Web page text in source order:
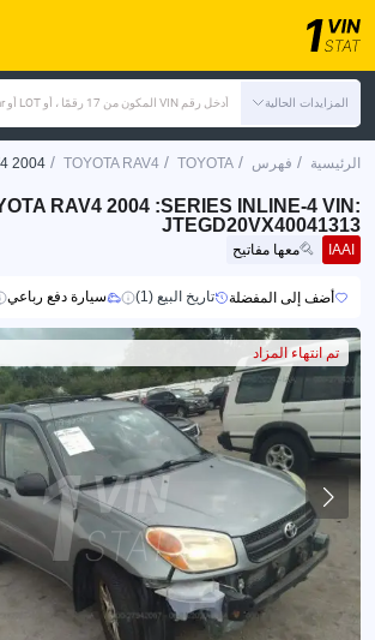
المزايدات الحالية أدخل رقم VIN المكون من 17 رقمًا ، أو LOT أو Make Model Year
الرئيسية / فهرس /
TOYOTA
/
TOYOTA RAV4
/
2004
RAV4 2004 :SERIES INLINE-4 VIN:
JTEGD20VX40041313
IAAI معها مفاتيح
أضف إلى المفضلة تاريخ البيع (1) سيارة دفع رباعي
تم انتهاء المزاد